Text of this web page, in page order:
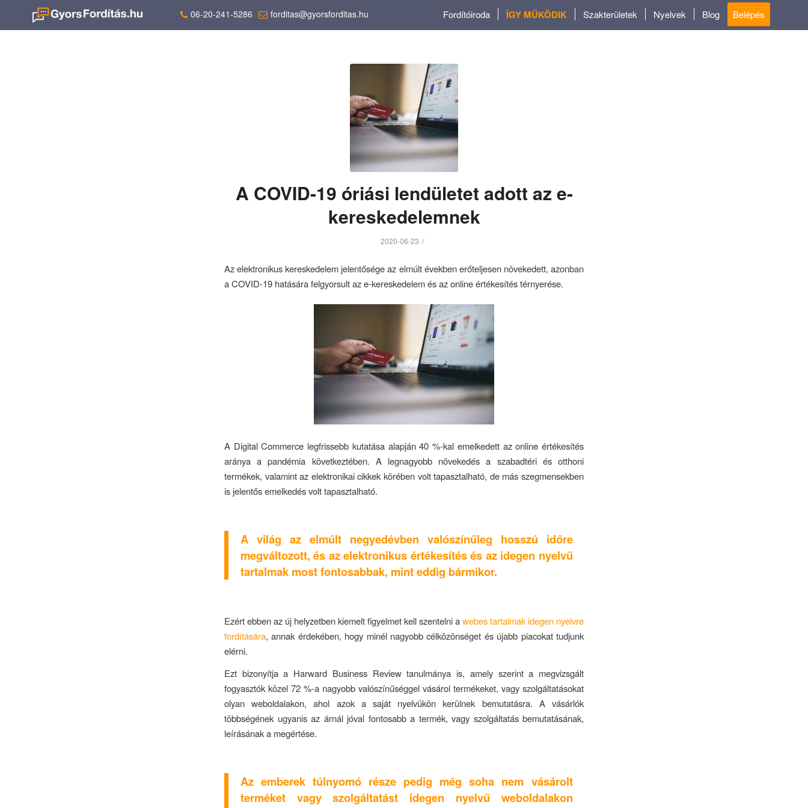
06-20-241-5286 forditas@gyorsforditas.hu Fordítóiroda ÍGY MŰKÖDIK Szakterületek Nyelvek Blog Belépés
A COVID-19 óriási lendületet adott az e-
kereskedelemnek
2020-06-23 /
Az elektronikus kereskedelem jelentősége az elmúlt években erőteljesen növekedett, azonban
a COVID-19 hatására felgyorsult az e-kereskedelem és az online értékesítés térnyerése.
A Digital Commerce legfrissebb kutatása alapján 40 %-kal emelkedett az online értékesítés
aránya a pandémia következtében. A legnagyobb növekedés a szabadtéri és otthoni
termékek, valamint az elektronikai cikkek körében volt tapasztalható, de más szegmensekben
is jelentős emelkedés volt tapasztalható.
A világ az elmúlt negyedévben valószínűleg hosszú időre
megváltozott, és az elektronikus értékesítés és az idegen nyelvű
tartalmak most fontosabbak, mint eddig bármikor.
Ezért ebben az új helyzetben kiemelt figyelmet kell szentelni awebes tartalmak idegen nyelvre
fordítására, annak érdekében, hogy minél nagyobb célközönséget és újabb piacokat tudjunk
elérni.
Ezt bizonyítja a Harward Business Review tanulmánya is, amely szerint a megvizsgált
fogyasztók közel 72 %-a nagyobb valószínűséggel vásárol termékeket, vagy szolgáltatásokat
olyan weboldalakon, ahol azok a saját nyelvükön kerülnek bemutatásra. A vásárlók
többségének ugyanis az árnál jóval fontosabb a termék, vagy szolgáltatás bemutatásának,
leírásának a megértése.
Az emberek túlnyomó része pedig még soha nem vásárolt
terméket vagy szolgáltatást idegen nyelvű weboldalakon